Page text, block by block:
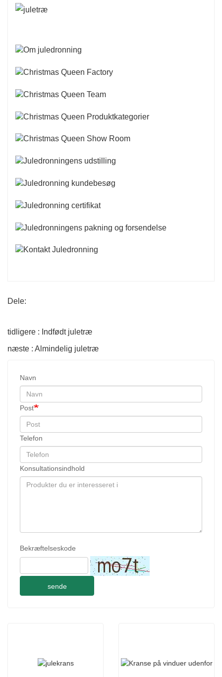
Dele:
tidligere : Indfødt juletræ
næste : Almindelig juletræ
Navn
Post
Telefon
Konsultationsindhold
Bekræftelseskode
sende